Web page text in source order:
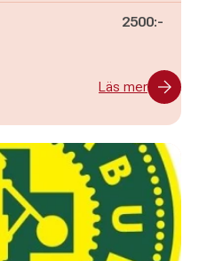
2500:-
Läs mer